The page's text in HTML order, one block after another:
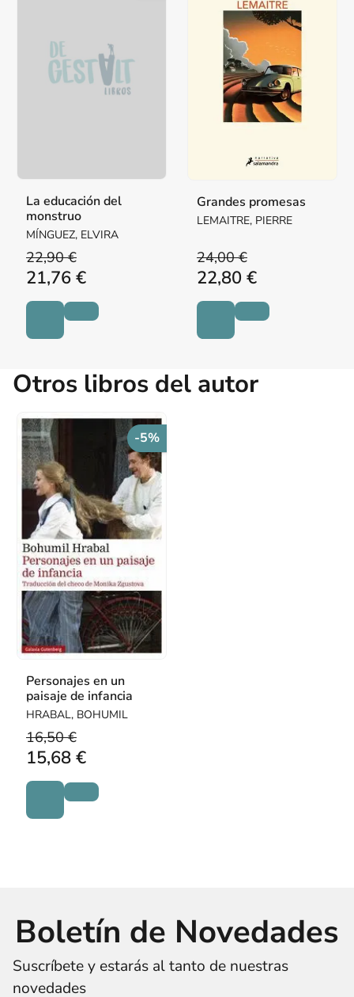
La educación del
monstruo
MÍNGUEZ, ELVIRA
22,90 €
21,76 €
Grandes promesas
LEMAITRE, PIERRE
24,00 €
22,80 €
Otros libros del autor
-5%
Personajes en un
paisaje de infancia
HRABAL, BOHUMIL
16,50 €
15,68 €
Boletín de Novedades
Suscríbete y estarás al tanto de nuestras
novedades